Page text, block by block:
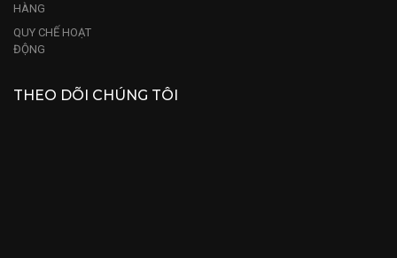
HÀNG
QUY CHẾ HOẠT
ĐỘNG
THEO DÕI CHÚNG TÔI